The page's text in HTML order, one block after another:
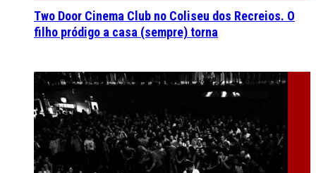
Two Door Cinema Club no Coliseu dos Recreios. O
filho pródigo a casa (sempre) torna